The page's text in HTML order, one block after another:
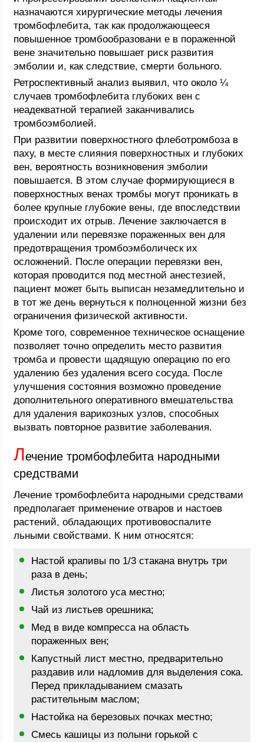
назначаются хирургические методы лечения
тромбофлебита, так как продолжающееся
повышенное тромбообразовани е в пораженной
вене значительно повышает риск развития
эмболии и, как следствие, смерти больного.
Ретроспективный анализ выявил, что около ¼
случаев тромбофлебита глубоких вен с
неадекватной терапией заканчивались
тромбоэмболией.
При развитии поверхностного флеботромбоза в
паху, в месте слияния поверхностных и глубоких
вен, вероятность возникновения эмболии
повышается. В этом случае формирующиеся в
поверхностных венах тромбы могут проникать в
более крупные глубокие вены, где впоследствии
происходит их отрыв. Лечение заключается в
удалении или перевязке пораженных вен для
предотвращения тромбоэмболическ их
осложнений. После операции перевязки вен,
которая проводится под местной анестезией,
пациент может быть выписан незамедлительно и
в тот же день вернуться к полноценной жизни без
ограничения физической активности.
Кроме того, современное техническое оснащение
позволяет точно определить место развития
тромба и провести щадящую операцию по его
удалению без удаления всего сосуда. После
улучшения состояния возможно проведение
дополнительного оперативного вмешательства
для удаления варикозных узлов, способных
вызвать повторное развитие заболевания.
Лечение тромбофлебита народными
средствами
Лечение тромбофлебита народными средствами
предполагает применение отваров и настоев
растений, обладающих противовоспалите
льными свойствами. К ним относятся:
Настой крапивы по 1/3 стакана внутрь три
раза в день;
Листья золотого уса местно;
Чай из листьев орешника;
Мед в виде компресса на область
пораженных вен;
Капустный лист местно, предварительно
раздавив или надломив для выделения сока.
Перед прикладыванием смазать
растительным маслом;
Настойка на березовых почках местно;
Смесь кашицы из полыни горькой с